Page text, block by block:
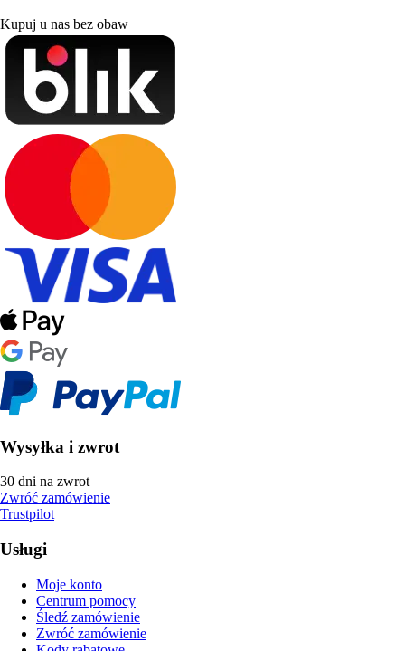
Kupuj u nas bez obaw
Wysyłka i zwrot
30 dni na zwrot
Zwróć zamówienie
Trustpilot
Usługi
Moje konto
Centrum pomocy
Śledź zamówienie
Zwróć zamówienie